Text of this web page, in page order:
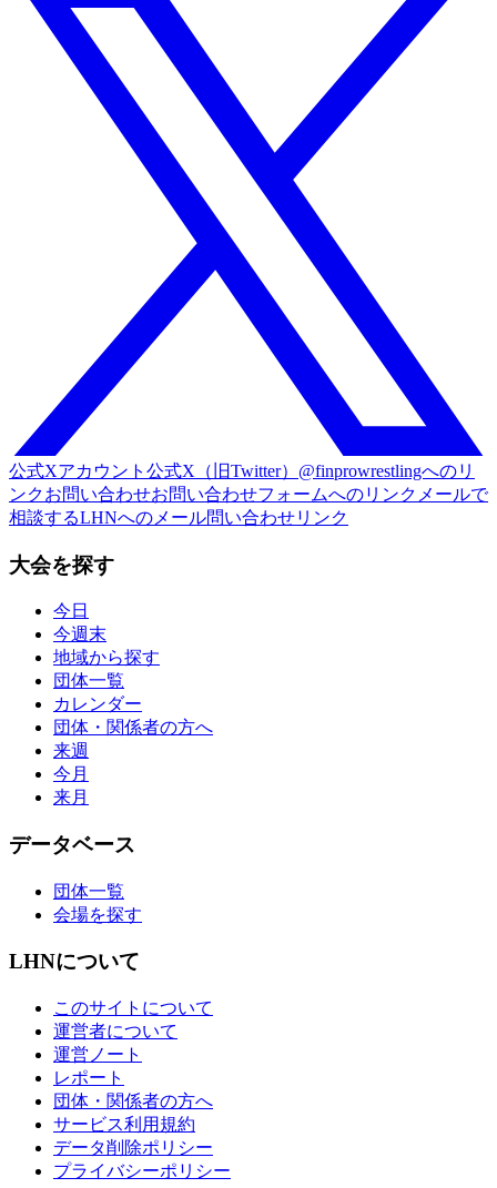
公式Xアカウント 公式X（旧Twitter）@finprowrestlingへのリ
ンクお問い合わせお問い合わせフォームへのリンク メールで
相談するLHNへのメール問い合わせリンク
大会を探す
今日
今週末
地域から探す
団体一覧
カレンダー
団体・関係者の方へ
来週
今月
来月
データベース
団体一覧
会場を探す
LHNについて
このサイトについて
運営者について
運営ノート
レポート
団体・関係者の方へ
サービス利用規約
データ削除ポリシー
プライバシーポリシー